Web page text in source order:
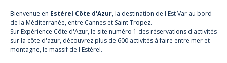
Bienvenue en Estérel Côte d'Azur, la destination de l'Est Var au bord
de la Méditerranée, entre Cannes et Saint Tropez.
Sur Expérience Côte d'Azur, le site numéro 1 des réservations d'activités
sur la côte d'azur, découvrez plus de 600 activités à faire entre mer et
montagne, le massif de l'Estérel.